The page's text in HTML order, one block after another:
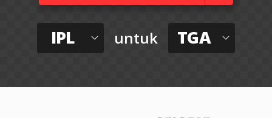
IPL untuk TGA